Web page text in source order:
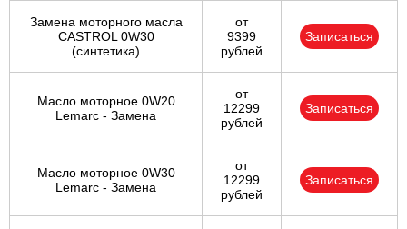
Замена моторного масла
CASTROL 0W30
(синтетика)
от
9399
рублей
Записаться
Масло моторное 0W20
Lemarc - Замена
от
12299
рублей
Записаться
Масло моторное 0W30
Lemarc - Замена
от
12299
рублей
Записаться